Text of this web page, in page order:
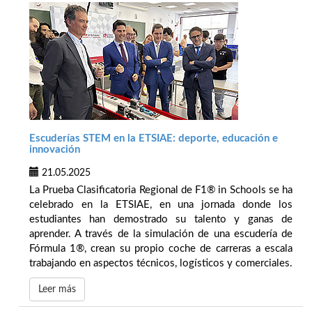
Escuderías STEM en la ETSIAE: deporte, educación e
innovación
21.05.2025
La Prueba Clasificatoria Regional de F1® in Schools se ha
celebrado en la ETSIAE, en una jornada donde los
estudiantes han demostrado su talento y ganas de
aprender. A través de la simulación de una escudería de
Fórmula 1®, crean su propio coche de carreras a escala
trabajando en aspectos técnicos, logísticos y comerciales.
Leer más